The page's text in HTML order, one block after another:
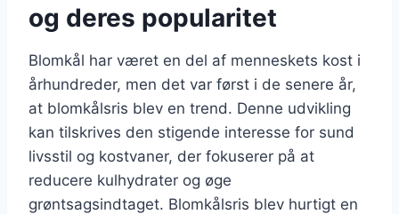
og deres popularitet
Blomkål har været en del af menneskets kost i
århundreder, men det var først i de senere år,
at blomkålsris blev en trend. Denne udvikling
kan tilskrives den stigende interesse for sund
livsstil og kostvaner, der fokuserer på at
reducere kulhydrater og øge
grøntsagsindtaget. Blomkålsris blev hurtigt en